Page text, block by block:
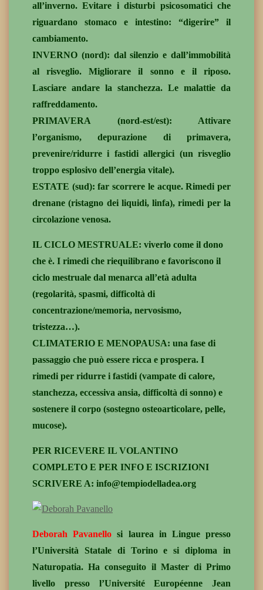
all’inverno. Evitare i disturbi psicosomatici che
riguardano stomaco e intestino: “digerire” il
cambiamento.
INVERNO (nord): dal silenzio e dall’immobilità
al risveglio. Migliorare il sonno e il riposo.
Lasciare andare la stanchezza. Le malattie da
raffreddamento.
PRIMAVERA (nord-est/est): Attivare
l’organismo, depurazione di primavera,
prevenire/ridurre i fastidi allergici (un risveglio
troppo esplosivo dell’energia vitale).
ESTATE (sud): far scorrere le acque. Rimedi per
drenane (ristagno dei liquidi, linfa), rimedi per la
circolazione venosa.
IL CICLO MESTRUALE: viverlo come il dono
che è. I rimedi che riequilibrano e favoriscono il
ciclo mestruale dal menarca all’età adulta
(regolarità, spasmi, difficoltà di
concentrazione/memoria, nervosismo,
tristezza…).
CLIMATERIO E MENOPAUSA: una fase di
passaggio che può essere ricca e prospera. I
rimedi per ridurre i fastidi (vampate di calore,
stanchezza, eccessiva ansia, difficoltà di sonno) e
sostenere il corpo (sostegno osteoarticolare, pelle,
mucose).
PER RICEVERE IL VOLANTINO
COMPLETO E PER INFO E ISCRIZIONI
SCRIVERE A: info@tempiodelladea.org
Deborah Pavanello si laurea in Lingue presso
l’Università Statale di Torino e si diploma in
Naturopatia. Ha conseguito il Master di Primo
livello presso l’Université Européenne Jean